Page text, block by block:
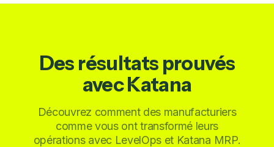
Des résultats prouvés
avec Katana
Découvrez comment des manufacturiers
comme vous ont transformé leurs
opérations avec LevelOps et Katana MRP.